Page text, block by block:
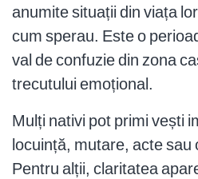
anumite situații din viața
cum sperau. Este o
val de confuzie din zona
trecutului emoțional.
Mulți nativi pot primi vești
locuință, mutare, acte sau
Pentru alții, claritatea